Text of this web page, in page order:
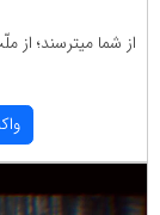
از شما میترسند؛ از